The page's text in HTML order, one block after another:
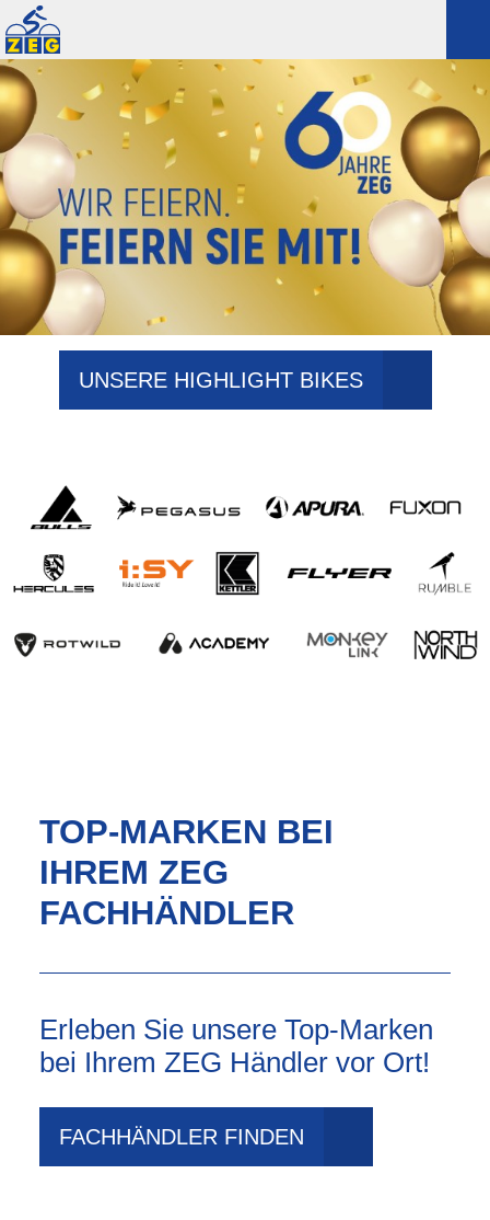
UNSERE HIGHLIGHT BIKES
TOP-MARKEN BEI
IHREM ZEG
FACHHÄNDLER
Erleben Sie unsere Top-Marken
bei Ihrem ZEG Händler vor Ort!
FACHHÄNDLER FINDEN